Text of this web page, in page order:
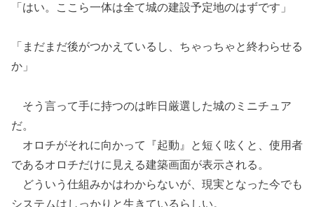
「はい。ここら一体は全て城の建設予定地のはずです」
「まだまだ後がつかえているし、ちゃっちゃと終わらせる
か」
そう言って手に持つのは昨日厳選した城のミニチュア
だ。
オロチがそれに向かって『起動』と短く呟くと、使用者
であるオロチだけに見える建築画面が表示される。
どういう仕組みかはわからないが、現実となった今でも
システムはしっかりと生きているらしい。